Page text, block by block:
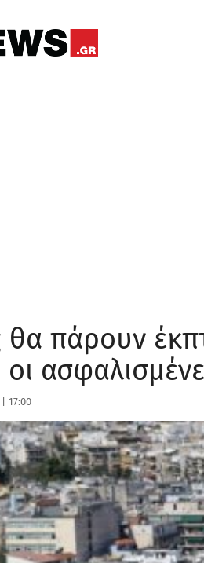
πάρουν
17:00